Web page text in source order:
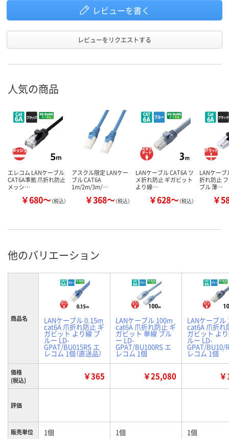
レビューを書く
レビューをリクエストする
人気の商品
エレコム LANケーブル
CAT6A準拠 爪折れ防止
メッシ…
￥680～（税込）
アスクル限定 LANケー
ブル CAT6A
1m/2m/3m/…
￥368～（税込）
LANケーブル CAT6A ツ
メ折れ防止 ギガビット
より線…
￥628～（税込）
LANケーブ
折れ防止
ブル 薄…
￥
他のバリエーション
商品名 LANケーブル 0.15m
cat6A 爪折れ防止 ギ
ガビット より線 ブ
ルー LD-
GPAT/BU015RS エ
レコム 1個（直送品）
LANケーブル 100m
cat6A 爪折れ防止 ギ
ガビット 単線 ブル
ー LD-
GPAT/BU100RS エ
レコム 1個
LANケーブル
cat6A 爪折れ
ガビット よ
ルー LD-
GPAT/BU10/
レコム 1個
価格
(税込)
￥365 ￥25,080
評価
販売単位 1個 1個 1個